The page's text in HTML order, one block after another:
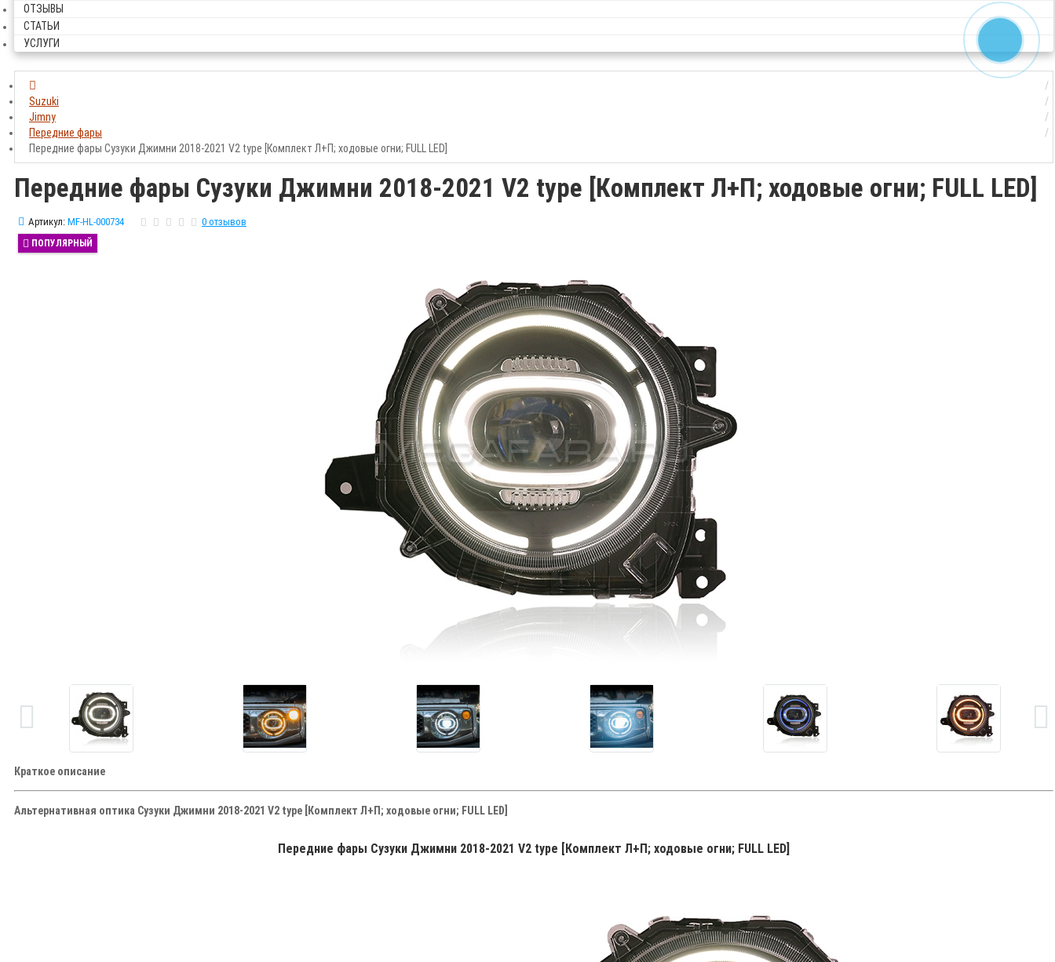
ОТЗЫВЫ
СТАТЬИ
УСЛУГИ
Suzuki
Jimny
Передние фары
Передние фары Сузуки Джимни 2018-2021 V2 type [Комплект Л+П; ходовые огни; FULL LED]
Передние фары Сузуки Джимни 2018-2021 V2 type [Комплект Л+П; ходовые огни; FULL LED]
Артикул: MF-HL-000734 0 отзывов
ПОПУЛЯРНЫЙ
Краткое описание
Альтернативная оптика Сузуки Джимни 2018-2021 V2 type [Комплект Л+П; ходовые огни; FULL LED]
Передние фары Сузуки Джимни 2018-2021 V2 type [Комплект Л+П; ходовые огни; FULL LED]